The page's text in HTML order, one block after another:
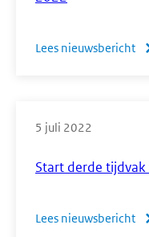
Lees nieuwsbericht
Start derde
5 juli 2022
Lees nieuwsbericht